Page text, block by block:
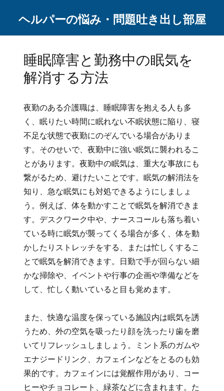
ヘルパーの悩み・問題吐き出し部屋
睡眠障害と勤務中の眠気を
解消する方法
夜勤のある介護職は、睡眠障害を抱える人も多
く、眠りたい時間に眠れない不眠状態に陥り、寝
不足な状態で夜勤にのぞんでいる場合がありま
す。そのせいで、夜勤中に強い眠気に襲われるこ
とがあります。夜勤中の眠気は、重大な事故にも
繋がるため、避けたいことです。眠気の解消法を
知り、急な眠気にも対処できるようにしましょ
う。例えば、体を動かすことで眠気を解消できま
す。デスクワーク中や、ナースコールも落ち着い
ている時に眠気が襲ってくる場合が多く、体を動
かしたりストレッチをする、または忙しくするこ
とで眠気を解消できます。日勤で手が回らない細
かな掃除や、イベントや行事の企画や準備などを
して、忙しく動いていると目も覚めます。
また、快適な温度を保っている施設内は眠気を誘
うため、外の空気を吸ったり顔を洗ったり歯を磨
いてリフレッシュしましょう。ミント系のガムや
エナジードリンク、カフェインなどをとるのも効
果的です。カフェインには覚醒作用があり、コー
ヒーやチョコレート、緑茶などに含まれます。た